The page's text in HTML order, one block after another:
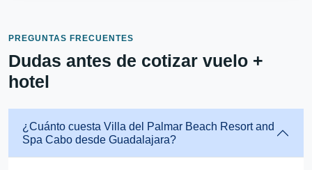
PREGUNTAS FRECUENTES
Dudas antes de cotizar vuelo +
hotel
¿Cuánto cuesta Villa del Palmar Beach Resort and
Spa Cabo desde Guadalajara?